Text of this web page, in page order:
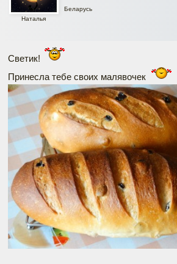
Наталья
Беларусь
Светик!
Принесла тебе своих малявочек